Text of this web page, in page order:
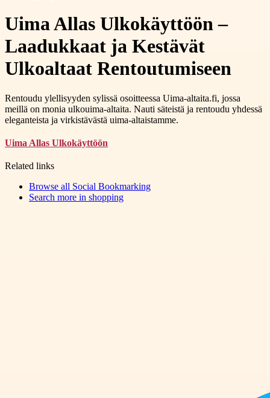
Uima Allas Ulkokäyttöön –
Laadukkaat ja Kestävät
Ulkoaltaat Rentoutumiseen
Rentoudu ylellisyyden sylissä osoitteessa Uima-altaita.fi, jossa
meillä on monia ulkouima-altaita. Nauti säteistä ja rentoudu yhdessä
eleganteista ja virkistävästä uima-altaistamme.
Uima Allas Ulkokäyttöön
Related links
Browse all Social Bookmarking
Search more in shopping